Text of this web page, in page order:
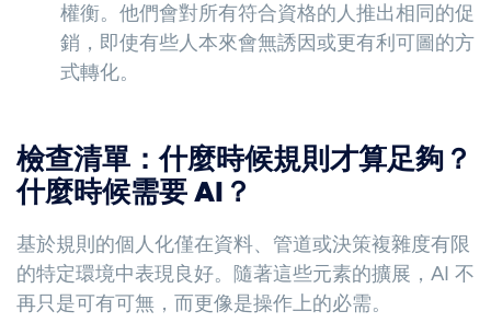
權衡。他們會對所有符合資格的人推出相同的促
銷，即使有些人本來會無誘因或更有利可圖的方
式轉化。
檢查清單：什麼時候規則才算足夠？
什麼時候需要 AI？
基於規則的個人化僅在資料、管道或決策複雜度有限
的特定環境中表現良好。隨著這些元素的擴展，AI 不
再只是可有可無，而更像是操作上的必需。